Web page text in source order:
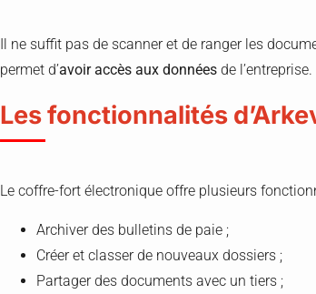
Il ne suffit pas de scanner et de ranger les
permet d’avoir accès aux données de l’entreprise.
Les fonctionnalités
Le coffre-fort électronique offre plusieurs
Archiver des bulletins de paie ;
Créer et classer de nouveaux dossiers ;
Partager des documents avec un tiers ;